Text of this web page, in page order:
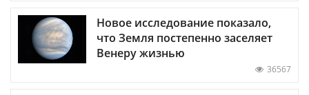
Новое исследование показало,
что Земля постепенно заселяет
Венеру жизнью
36567